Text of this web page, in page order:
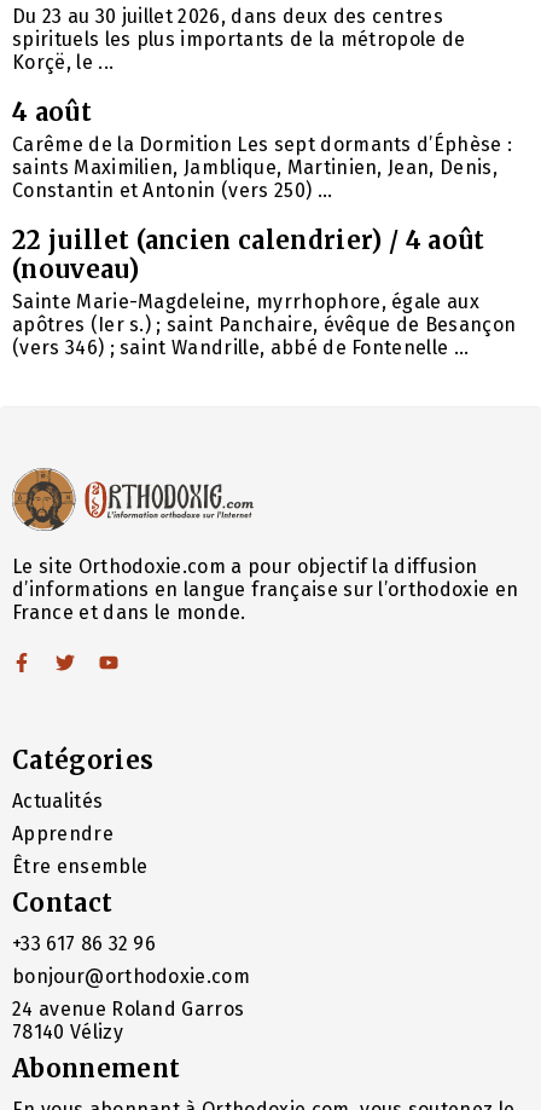
Du 23 au 30 juillet 2026, dans deux des centres
spirituels les plus importants de la métropole de
Korçë, le ...
4 août
Carême de la Dormition Les sept dormants d’Éphèse :
saints Maximilien, Jamblique, Martinien, Jean, Denis,
Constantin et Antonin (vers 250) ...
22 juillet (ancien calendrier) / 4 août
(nouveau)
Sainte Marie-Magdeleine, myrrhophore, égale aux
apôtres (Ier s.) ; saint Panchaire, évêque de Besançon
(vers 346) ; saint Wandrille, abbé de Fontenelle ...
Le site Orthodoxie.com a pour objectif la diffusion
d’informations en langue française sur l’orthodoxie en
France et dans le monde.
Catégories
Actualités
Apprendre
Être ensemble
Contact
+33 617 86 32 96
bonjour@orthodoxie.com
24 avenue Roland Garros
78140 Vélizy
Abonnement